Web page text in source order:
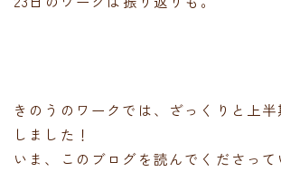
きのうのワークでは、ざっくりと上
しました！
いま、このブログを読んでくださっ